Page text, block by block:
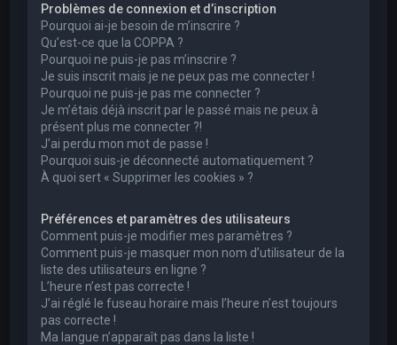
Problèmes de connexion et d’inscription
Pourquoi ai-je besoin de m’inscrire ?
Qu’est-ce que la COPPA ?
Pourquoi ne puis-je pas m’inscrire ?
Je suis inscrit mais je ne peux pas me connecter !
Pourquoi ne puis-je pas me connecter ?
Je m’étais déjà inscrit par le passé mais ne peux à
présent plus me connecter ?!
J’ai perdu mon mot de passe !
Pourquoi suis-je déconnecté automatiquement ?
À quoi sert « Supprimer les cookies » ?
Préférences et paramètres des utilisateurs
Comment puis-je modifier mes paramètres ?
Comment puis-je masquer mon nom d’utilisateur de la
liste des utilisateurs en ligne ?
L’heure n’est pas correcte !
J’ai réglé le fuseau horaire mais l’heure n’est toujours
pas correcte !
Ma langue n’apparaît pas dans la liste !